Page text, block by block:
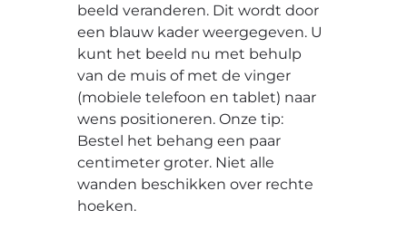
beeld veranderen. Dit wordt door
een blauw kader weergegeven. U
kunt het beeld nu met behulp
van de muis of met de vinger
(mobiele telefoon en tablet) naar
wens positioneren. Onze tip:
Bestel het behang een paar
centimeter groter. Niet alle
wanden beschikken over rechte
hoeken.